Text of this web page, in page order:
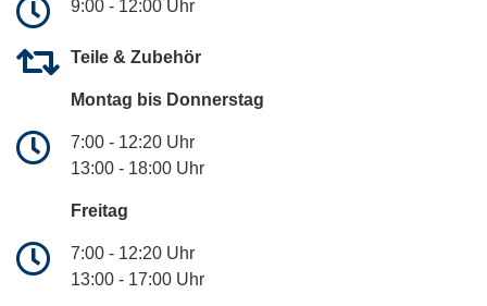
9:00 - 12:00 Uhr
Teile & Zubehör
Montag bis Donnerstag
7:00 - 12:20 Uhr
13:00 - 18:00 Uhr
Freitag
7:00 - 12:20 Uhr
13:00 - 17:00 Uhr